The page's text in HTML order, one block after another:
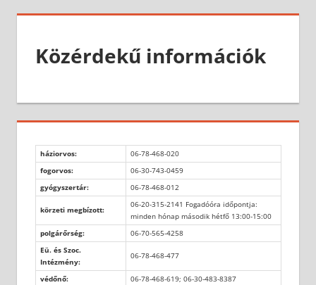
Közérdekű információk
háziorvos:
06-78-468-020
fogorvos:
06-30-743-0459
gyógyszertár:
06-78-468-012
körzeti megbízott:
06-20-315-2141 Fogadóóra időpontja:
minden hónap második hétfő 13:00-15:00
polgárőrség:
06-70-565-4258
Eü. és Szoc.
Intézmény:
06-78-468-477
védőnő:
06-78-468-619; 06-30-483-8387